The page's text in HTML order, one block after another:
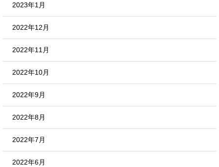
2023年1月
2022年12月
2022年11月
2022年10月
2022年9月
2022年8月
2022年7月
2022年6月